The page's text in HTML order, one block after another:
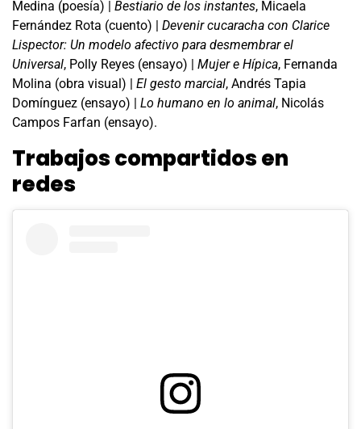
Medina (poesía) | Bestiario de los instantes, Micaela
Fernández Rota (cuento) | Devenir cucaracha con Clarice
Lispector: Un modelo afectivo para desmembrar el
Universal, Polly Reyes (ensayo) | Mujer e Hípica, Fernanda
Molina (obra visual) | El gesto marcial, Andrés Tapia
Domínguez (ensayo) | Lo humano en lo animal, Nicolás
Campos Farfan (ensayo).
Trabajos compartidos en
redes